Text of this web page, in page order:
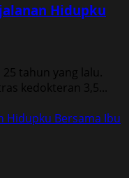
Hidupku
tahun yang lalu.
kedokteran 3,5...
Hidupku Bersama Ibu